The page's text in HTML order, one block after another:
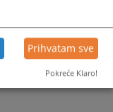
Prihvatam sve
Pokreće Klaro!